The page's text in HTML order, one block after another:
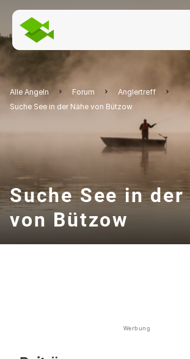
Alle Angeln Forum
Anglertreff
Suche See in der Nähe von Bützow
Suche See in der
von Bützow
Werbung